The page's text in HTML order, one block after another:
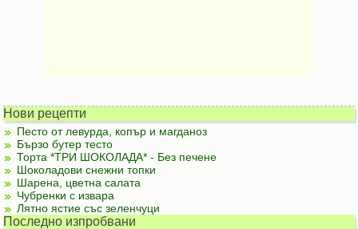
Нови рецепти
Песто от левурда, копър и магданоз
Бързо бутер тесто
Торта *ТРИ ШОКОЛАДА* - Без печене
Шоколадови снежни топки
Шарена, цветна салата
Чубренки с извара
Лятно ястие със зеленчуци
Последно изпробвани